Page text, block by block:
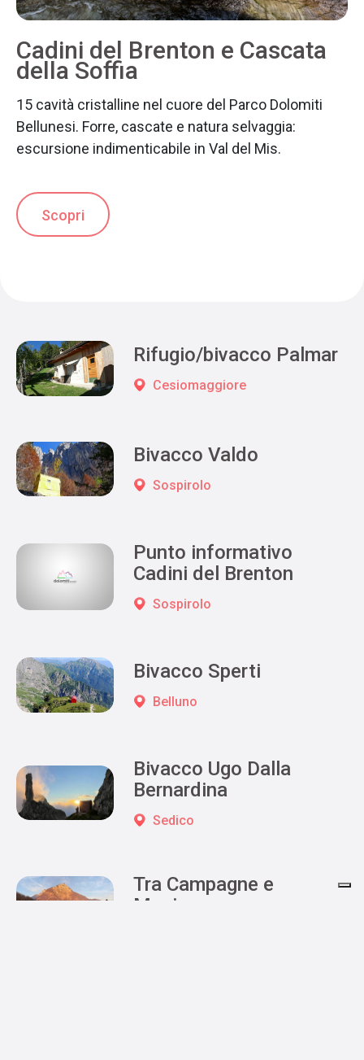
Cadini del Brenton e Cascata
della Soffia
15 cavità cristalline nel cuore del Parco Dolomiti
Bellunesi. Forre, cascate e natura selvaggia:
escursione indimenticabile in Val del Mis.
Scopri
Rifugio/bivacco Palmar
Cesiomaggiore
Bivacco Valdo
Sospirolo
Punto informativo
Cadini del Brenton
Sospirolo
Bivacco Sperti
Belluno
Bivacco Ugo Dalla
Bernardina
Sedico
Tra Campagne e
Masiere